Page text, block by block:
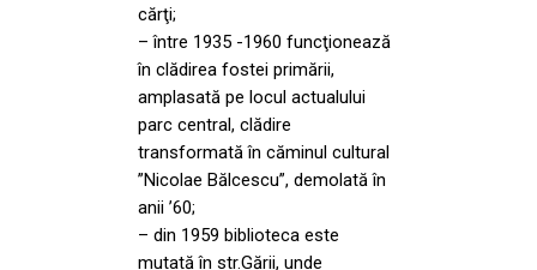
cărţi;
– între 1935 -1960 funcţionează
în clădirea fostei primării,
amplasată pe locul actualului
parc central, clădire
transformată în căminul cultural
”Nicolae Bălcescu”, demolată în
anii ’60;
– din 1959 biblioteca este
mutată în str.Gării, unde